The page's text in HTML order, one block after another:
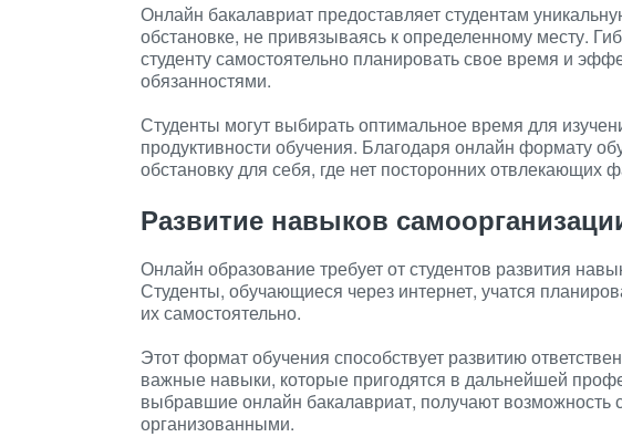
Онлайн бакалавриат предоставляет студентам
обстановке, не привязываясь к определенному месту.
студенту самостоятельно планировать свое время и
обязанностями.
Студенты могут выбирать оптимальное время для
продуктивности обучения. Благодаря онлайн формату
обстановку для себя, где нет посторонних отвлекающих
Развитие навыков
Онлайн образование требует от студентов развития
Студенты, обучающиеся через интернет, учатся
их самостоятельно.
Этот формат обучения способствует развитию
важные навыки, которые пригодятся в дальнейшей
выбравшие онлайн бакалавриат, получают возможность
организованными.